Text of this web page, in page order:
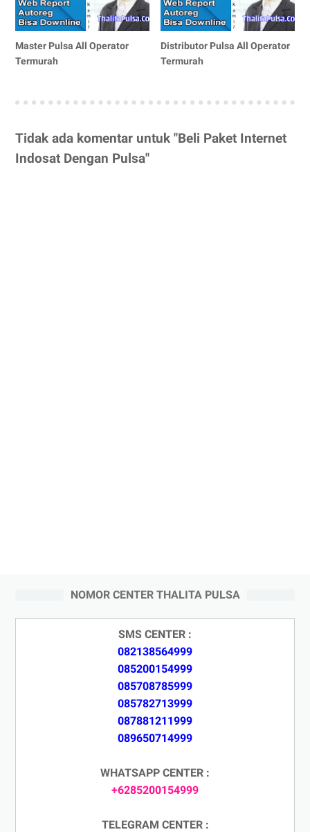
Master Pulsa All Operator
Termurah
Distributor Pulsa All Operator
Termurah
Tidak ada komentar untuk "Beli Paket Internet
Indosat Dengan Pulsa"
NOMOR CENTER THALITA PULSA
SMS CENTER :
082138564999
085200154999
085708785999
085782713999
087881211999
089650714999
WHATSAPP CENTER :
+6285200154999
TELEGRAM CENTER :